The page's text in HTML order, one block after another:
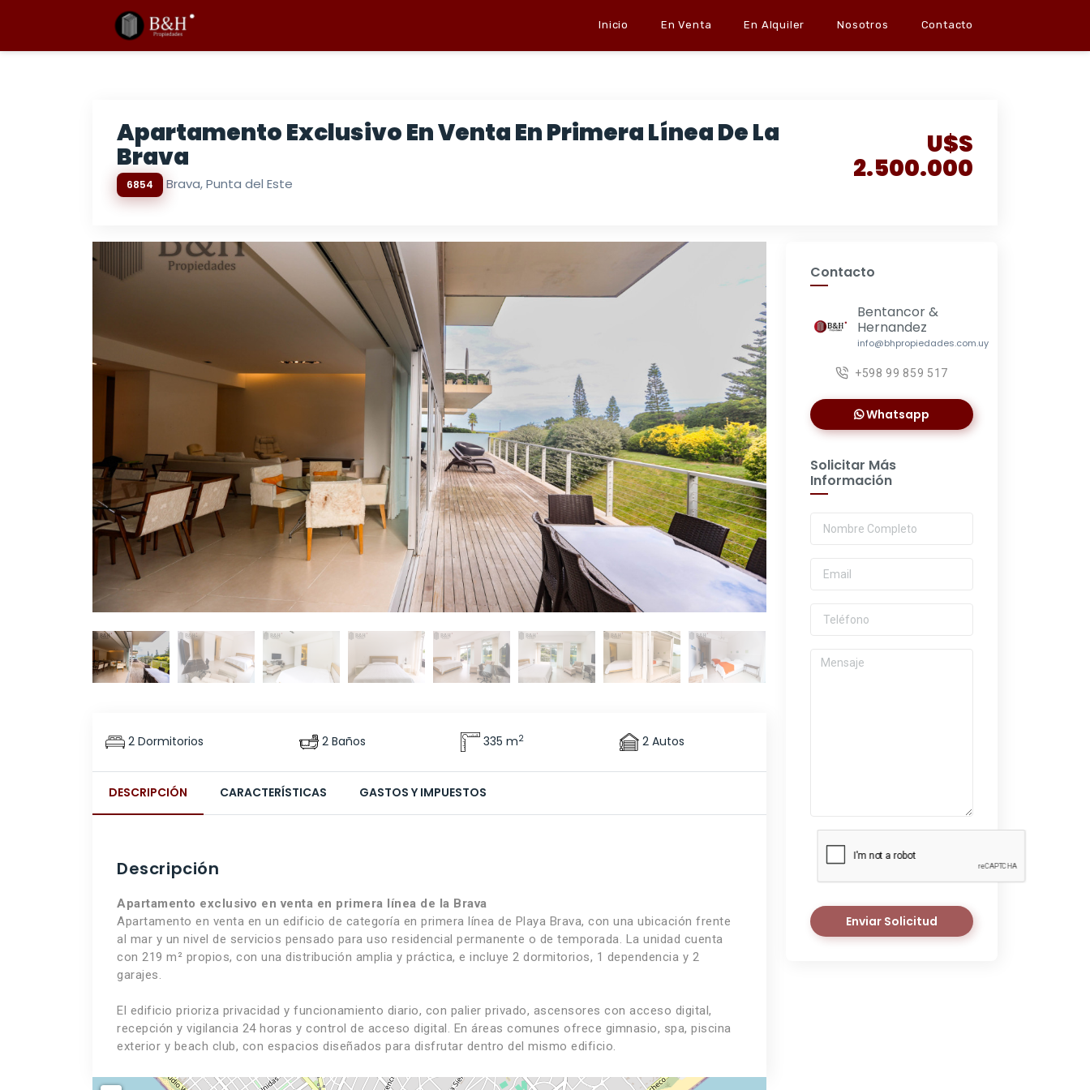
Inicio En Venta En Alquiler Nosotros Contacto
Apartamento Exclusivo En Venta En Primera Línea De La
Brava
6854 Brava, Punta del Este
U$S
2.500.000
2 Dormitorios 2 Baños 335 m2 2 Autos
DESCRIPCIÓN CARACTERÍSTICAS GASTOS Y IMPUESTOS
Descripción
Apartamento exclusivo en venta en primera línea de la Brava
Apartamento en venta en un edificio de categoría en primera línea de Playa Brava, con una ubicación frente
al mar y un nivel de servicios pensado para uso residencial permanente o de temporada. La unidad cuenta
con 219 m² propios, con una distribución amplia y práctica, e incluye 2 dormitorios, 1 dependencia y 2
garajes.
El edificio prioriza privacidad y funcionamiento diario, con palier privado, ascensores con acceso digital,
recepción y vigilancia 24 horas y control de acceso digital. En áreas comunes ofrece gimnasio, spa, piscina
exterior y beach club, con espacios diseñados para disfrutar dentro del mismo edificio.
Contacto
Bentancor &
Hernandez
info@bhpropiedades.com.uy
+598 99 859 517
Whatsapp
Solicitar Más
Información
Enviar Solicitud